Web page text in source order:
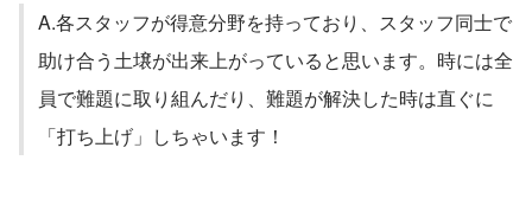
A.各スタッフが得意分野を持っており、スタッフ同士で
助け合う土壌が出来上がっていると思います。時には全
員で難題に取り組んだり、難題が解決した時は直ぐに
「打ち上げ」しちゃいます！